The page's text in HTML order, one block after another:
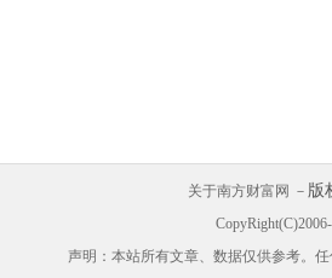
关于南方财富网 － 版
声明：本站所有文章、数据仅供参考。